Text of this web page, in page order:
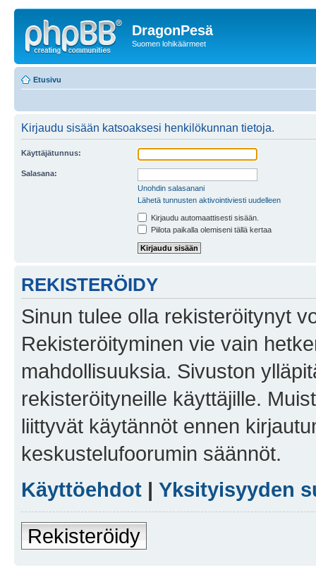
DragonPesä
Suomen lohikäärmeet
Etusivu
Kirjaudu sisään katsoaksesi henkilökunnan tietoja.
Käyttäjätunnus:
Salasana:
Unohdin salasanani
Lähetä tunnusten aktivointiviesti uudelleen
Kirjaudu automaattisesti sisään.
Piilota paikalla olemiseni tällä kertaa
REKISTERÖIDY
Sinun tulee olla rekisteröitynyt
Rekisteröityminen vie vain
mahdollisuuksia. Sivuston
rekisteröityneille käyttäjille.
liittyvät käytännöt ennen
keskustelufoorumin säännöt.
Käyttöehdot | Yksityisyyden
Rekisteröidy